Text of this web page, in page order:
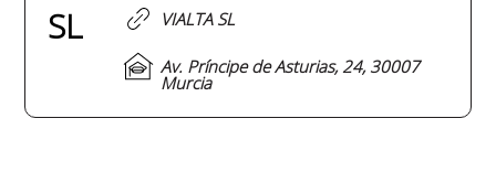
SL
VIALTA SL
Av. Príncipe de Asturias, 24, 30007
Murcia